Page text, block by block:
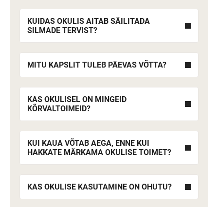
KUIDAS OKULIS AITAB SÄILITADA
SILMADE TERVIST?
MITU KAPSLIT TULEB PÄEVAS VÕTTA?
KAS OKULISEL ON MINGEID
KÕRVALTOIMEID?
KUI KAUA VÕTAB AEGA, ENNE KUI
HAKKATE MÄRKAMA OKULISE TOIMET?
KAS OKULISE KASUTAMINE ON OHUTU?